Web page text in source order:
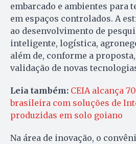
embarcado e ambientes para
em espaços controlados. A
ao desenvolvimento de
inteligente, logística,
além de, conforme a
validação de novas
Leia também: CEIA alcança
brasileira com soluções de
produzidas em solo goiano
Na área de inovação, o